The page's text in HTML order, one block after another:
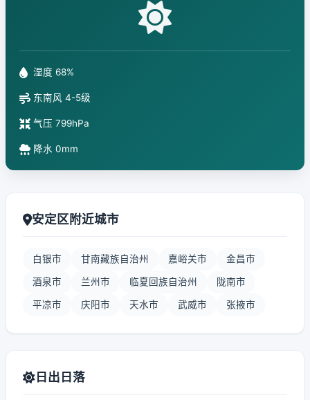
湿度 68%
东南风 4-5级
气压 799hPa
降水 0mm
安定区附近城市
白银市 甘南藏族自治州 嘉峪关市 金昌市
酒泉市 兰州市 临夏回族自治州 陇南市
平凉市 庆阳市 天水市 武威市 张掖市
日出日落